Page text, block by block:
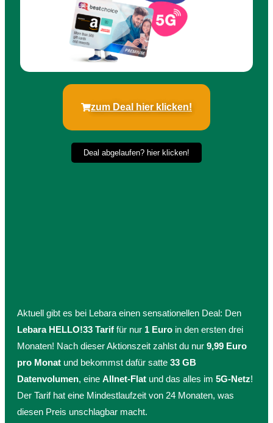
Aktuell gibt es bei Lebara einen sensationellen Deal: Den
Lebara HELLO!33 Tarif für nur 1 Euro in den ersten drei
Monaten! Nach dieser Aktionszeit zahlst du nur 9,99 Euro
pro Monat und bekommst dafür satte 33 GB
Datenvolumen, eine Allnet-Flat und das alles im 5G-Netz!
Der Tarif hat eine Mindestlaufzeit von 24 Monaten, was
diesen Preis unschlagbar macht.
zum Deal hier klicken!
Deal abgelaufen? hier klicken!